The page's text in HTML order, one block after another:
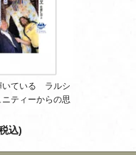
いている ラルシ
ニティーからの思
込)